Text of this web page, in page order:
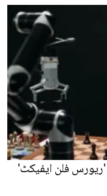
'ریورس فلن ایفیکٹ'